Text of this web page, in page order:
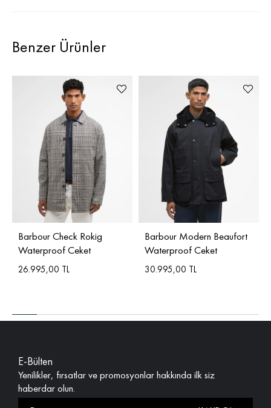
Benzer Ürünler
Barbour Check Rokig
Waterproof Ceket
26.995,00 TL
Barbour Modern Beaufort
Waterproof Ceket
30.995,00 TL
E-Bülten
Yenilikler, fırsatlar ve promosyonlar hakkında ilk siz
haberdar olun.